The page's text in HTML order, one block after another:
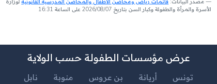
مصدر البيانات: قائمات رياض ومحاضن الأطفال والمحاضن المدرسية القانونية لوزارة
الأسرة والمرأة والطفولة وكبار السن بتاريخ 2026/08/07 على الساعة 16:31
عرض مؤسسات الطفولة حسب الولاية
تونس أريانة بن عروس منوبة
نابل